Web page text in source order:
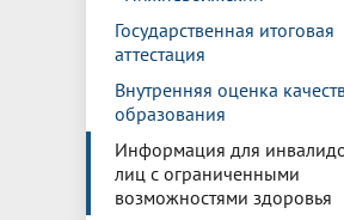
Государственная итоговая
аттестация
Внутренняя оценка
образования
Информация для
лиц с ограниченными
возможностями здоровья